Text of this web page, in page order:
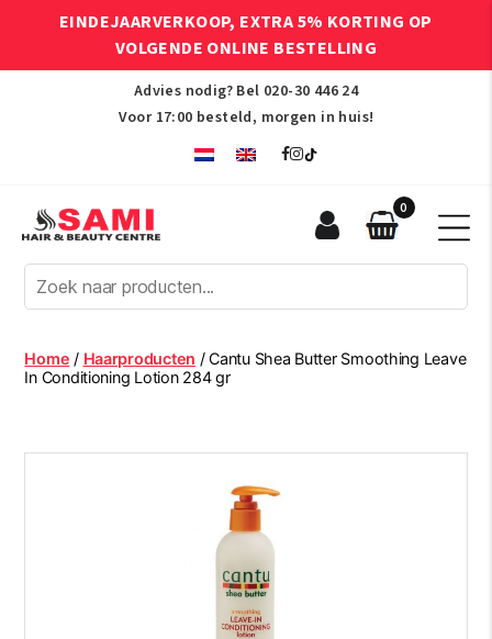
EINDEJAARVERKOOP, EXTRA 5% KORTING OP
VOLGENDE ONLINE BESTELLING
Advies nodig? Bel 020-30 446 24
Voor 17:00 besteld, morgen in huis!
Afro
Hair
Beauty
Centre
0
Home / Haarproducten / Cantu Shea Butter Smoothing Leave
In Conditioning Lotion 284 gr